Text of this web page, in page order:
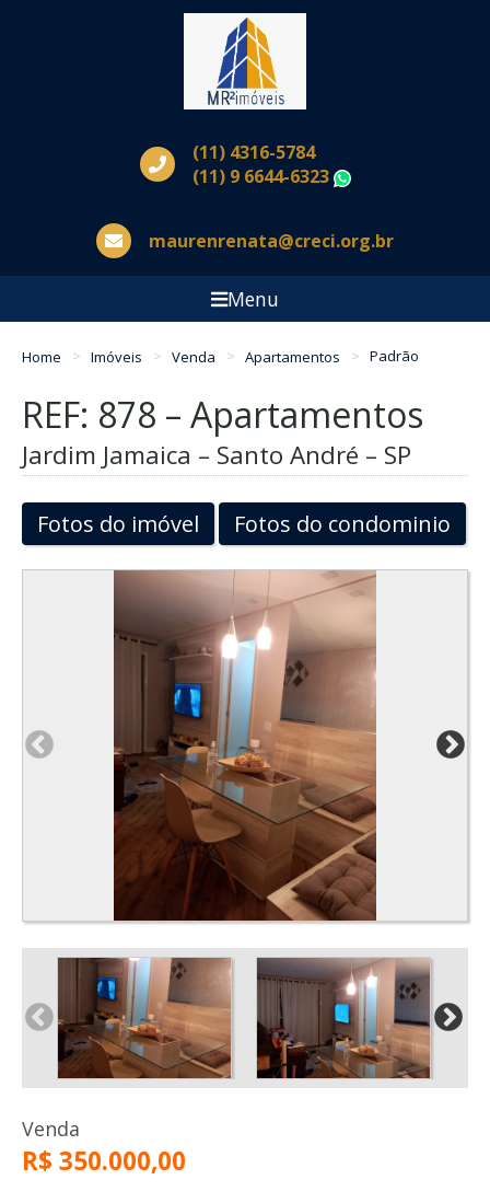
(11) 4316-5784
(11) 9 6644-6323
maurenrenata@creci.org.br
Menu
Home Imóveis Venda Apartamentos Padrão
REF: 878 – Apartamentos
Jardim Jamaica – Santo André – SP
Fotos do imóvel Fotos do condominio
Venda
R$ 350.000,00